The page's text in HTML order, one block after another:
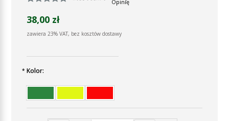
Opinię
38,00 zł
zawiera 23% VAT, bez kosztów dostawy
* Kolor: